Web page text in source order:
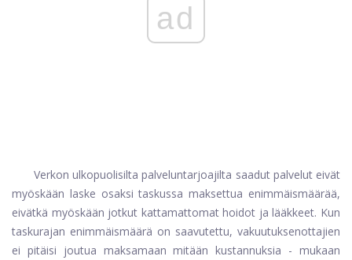
ad
Verkon ulkopuolisilta palveluntarjoajilta saadut palvelut eivät
myöskään laske osaksi taskussa maksettua enimmäismäärää,
eivätkä myöskään jotkut kattamattomat hoidot ja lääkkeet. Kun
taskurajan enimmäismäärä on saavutettu, vakuutuksenottajien
ei pitäisi joutua maksamaan mitään kustannuksia - mukaan